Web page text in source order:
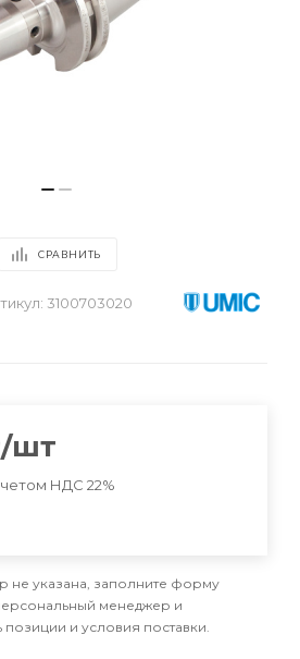
СРАВНИТЬ
3100703020
/шт
НДС 22%
не указана, заполните форму
менеджер и
позиции и условия поставки.